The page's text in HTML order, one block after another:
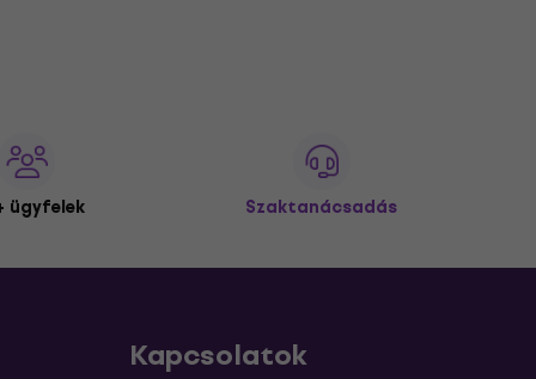
ügyfelek Szaktanácsadás
Kapcsolatok